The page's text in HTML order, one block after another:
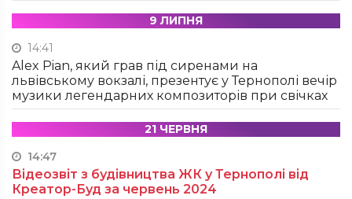
9 ЛИПНЯ
14:41
Alex Pian, який грав під сиренами на
львівському вокзалі, презентує у Тернополі вечір
музики легендарних композиторів при свічках
21 ЧЕРВНЯ
14:47
Відеозвіт з будівництва ЖК у Тернополі від
Креатор-Буд за червень 2024